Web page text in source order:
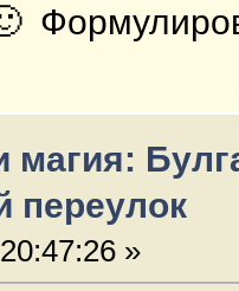
магия:
переулок
»